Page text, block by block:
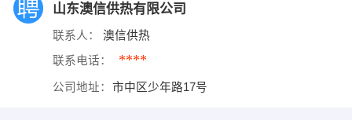
山东澳信供热有限公司
联系人： 澳信供热
联系电话： ****
公司地址： 市中区少年路17号